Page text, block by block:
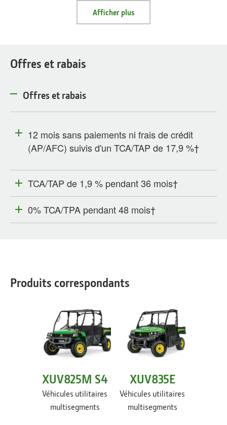
Afficher plus
Offres et rabais
Offres et rabais
12 mois sans paiements ni frais de crédit
(AP/AFC) suivis d'un TCA/TAP de 17,9 %†
TCA/TAP de 1,9 % pendant 36 mois†
0% TCA/TPA pendant 48 mois†
Produits correspondants
XUV825M S4
Véhicules utilitaires
multisegments
XUV835E
Véhicules utilitaires
multisegments